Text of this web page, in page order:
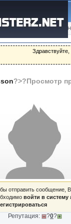
ФОТО БАЗА
Здравствуйте,
?>?Просмотр
отправить сообщение,
войти в систему
Репутация: ?0?